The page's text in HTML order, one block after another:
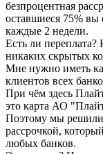
безпроцентная
оставшиеся 75% вы
каждые 2 недели.
Есть ли переплата?
никаких скрытых
Мне нужно иметь
клиентов всех
При чём здесь
это карта АО
Поэтому мы решили
рассрочкой,
любых банков.